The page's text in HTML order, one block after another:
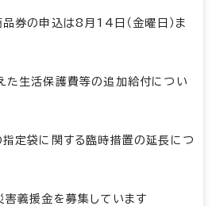
品券の申込は8月14日（金曜日）ま
た生活保護費等の追加給付につい
指定袋に関する臨時措置の延長につ
義援金を募集しています